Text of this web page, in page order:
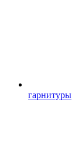
гарнитуры